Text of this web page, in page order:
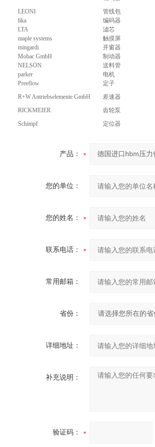
LEONI
管线包
lika
编码器
LTA
滤芯
maple systems
触摸屏
mingardi
开窗器
Mobac GmbH
制动器
NELSON
送料管
parker
电机
Preeflow
定子
R+W Antriebselemente GmbH
差速器
RICKMEIER
齿轮泵
Schimpf
定位器
产品：
您的单位：
您的姓名：
联系电话：
常用邮箱：
省份：
详细地址：
补充说明：
验证码：